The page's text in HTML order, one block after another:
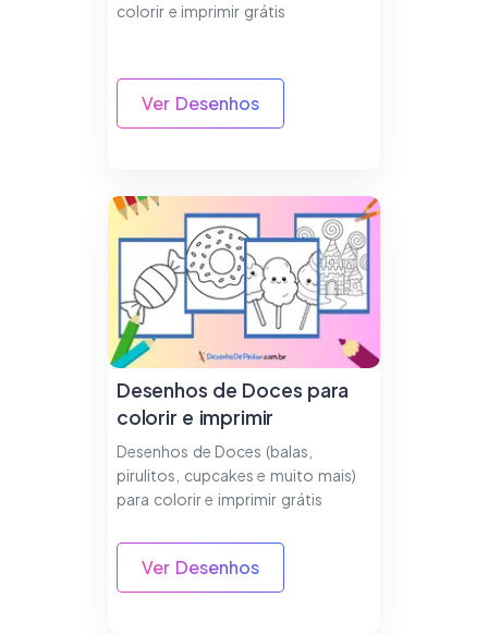
colorir e imprimir grátis
Ver Desenhos
Desenhos de Doces para
colorir e imprimir
Desenhos de Doces (balas,
pirulitos, cupcakes e muito mais)
para colorir e imprimir grátis
Ver Desenhos